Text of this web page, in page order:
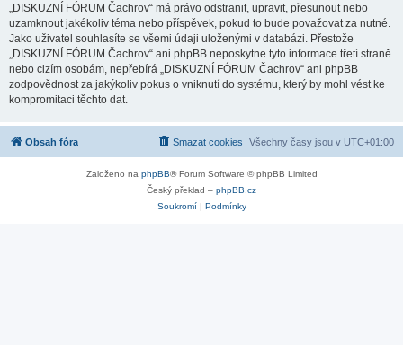
„DISKUZNÍ FÓRUM Čachrov“ má právo odstranit, upravit, přesunout nebo
uzamknout jakékoliv téma nebo příspěvek, pokud to bude považovat za nutné.
Jako uživatel souhlasíte se všemi údaji uloženými v databázi. Přestože
„DISKUZNÍ FÓRUM Čachrov“ ani phpBB neposkytne tyto informace třetí straně
nebo cizím osobám, nepřebírá „DISKUZNÍ FÓRUM Čachrov“ ani phpBB
zodpovědnost za jakýkoliv pokus o vniknutí do systému, který by mohl vést ke
kompromitaci těchto dat.
Obsah fóra Všechny časy jsou v UTC+01:00
Smazat cookies
Založeno na phpBB® Forum Software © phpBB Limited
Český překlad – phpBB.cz
Soukromí| Podmínky